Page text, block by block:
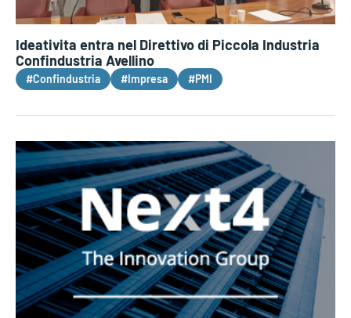
Ideativita entra nel Direttivo di Piccola Industria
Confindustria Avellino
#Confindustria #Impresa #PMI